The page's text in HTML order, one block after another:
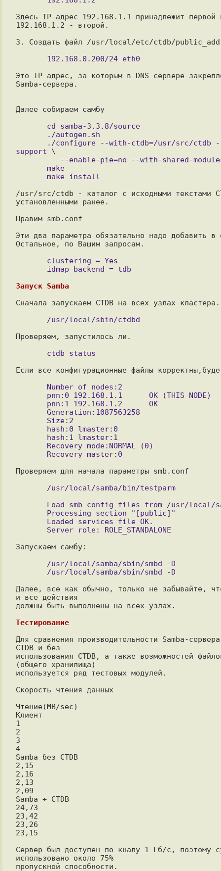
Здесь IP-адрес 192.168.1.1 принадлежит
192.168.1.2 - второй.
3. Создать файл /usr/local/etc/ctdb/
Это IP-адрес, за которым в DNS сервере
Samba-сервера.
Далее собираем самбу
support \
/usr/src/ctdb - каталог с исходными текстами
установленными ранее.
Правим smb.conf
Эти два параметра обязательно надо добавить
Остальное, по Вашим запросам.
Запуск Samba
Сначала запускаем CTDB на всех узлах кластера.
Проверяем, запустилось ли.
Если все конфигурационные файлы
Проверяем для начала параметры smb.conf
       /usr/local/samba/bin/testparm
Запускаем самбу:
Далее, все как обычно, только не забывайте,
и все действия
должны быть выполнены на всех узлах.
Тестирование
Для сравнения производительности Samba-
CTDB и без
использования CTDB, а также возможностей
(общего хранилища)
используется ряд тестовых модулей.
Скорость чтения данных
Чтение(MB/sec)
Клиент
1
2
3
4
Samba без CTDB
2,15
2,16
2,13
2,09
Samba + CTDB
24,73
23,42
23,26
23,15
Сервер был доступен по кналу 1 Гб/с, поэтому
использовано около 75%
пропускной способности.